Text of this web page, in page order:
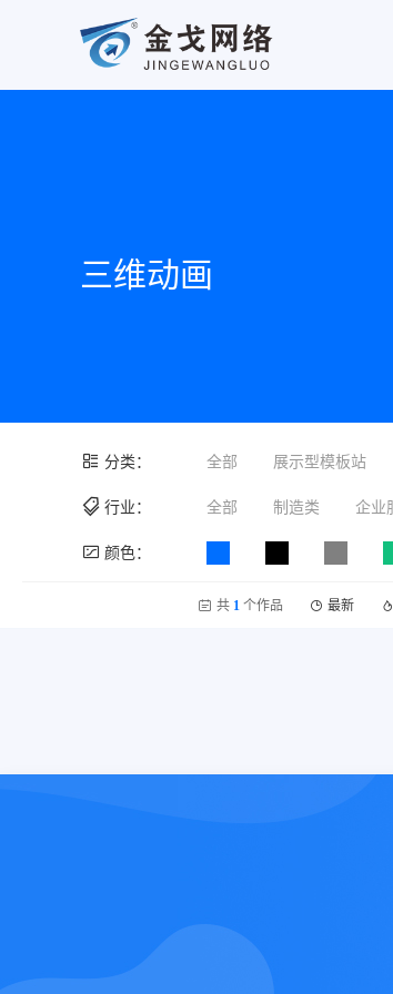
三维动画
分类： 全部 展示型模板站
行业： 全部 制造类 企业
颜色：
共1 个作品 最新